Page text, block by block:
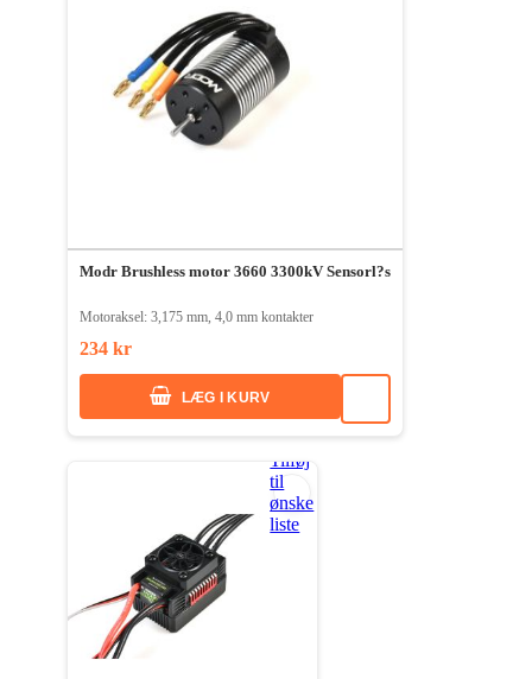
Modr Brushless motor 3660 3300kV Sensorl?s
Motoraksel: 3,175 mm, 4,0 mm kontakter
234 kr
LÆG I KURV
Tilføj
til
ønske
liste